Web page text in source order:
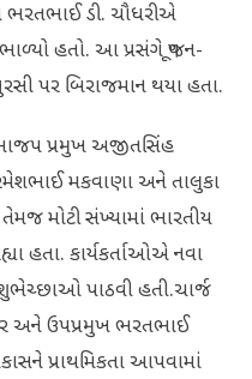
ડી. ચૌધરીએ
હતો. આ પ્રસંગે પૂજન-
પર બિરાજમાન થયા હતા.
ભાજપ પ્રમુખ અજીતસિંહ
મકવાણા અને તાલુકા
મોટી સંખ્યામાં ભારતીય
હતા. કાર્યકર્તાઓએ નવા
પાઠવી હતી.ચાર્જ
અને ઉપપ્રમુખ ભરતભાઈ
પ્રાથમિકતા આપવામાં